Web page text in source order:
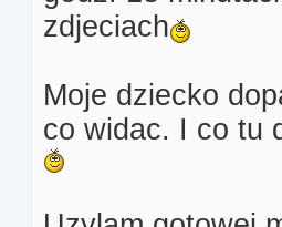
zdjeciach
Moje dziecko
co widac. I co tu